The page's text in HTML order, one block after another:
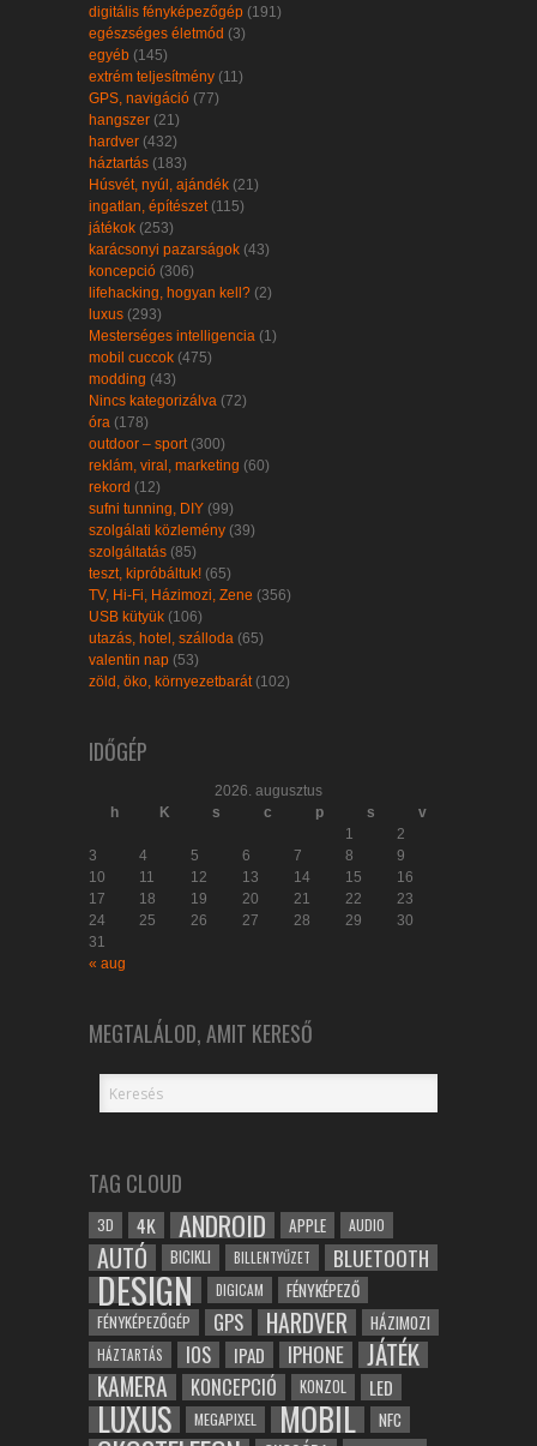
digitális fényképezőgép (191)
egészséges életmód (3)
egyéb (145)
extrém teljesítmény (11)
GPS, navigáció (77)
hangszer (21)
hardver (432)
háztartás (183)
Húsvét, nyúl, ajándék (21)
ingatlan, építészet(115)
játékok (253)
karácsonyi pazarságok (43)
koncepció (306)
lifehacking, hogyan kell? (2)
luxus (293)
Mesterséges intelligencia (1)
mobil cuccok (475)
modding (43)
Nincs kategorizálva (72)
óra (178)
outdoor – sport(300)
reklám, viral, marketing (60)
rekord (12)
sufni tunning, DIY (99)
szolgálati közlemény (39)
szolgáltatás (85)
teszt, kipróbáltuk! (65)
TV, Hi-Fi, Házimozi, Zene (356)
USB kütyük (106)
utazás, hotel, szálloda (65)
valentin nap (53)
zöld, öko, környezetbarát(102)
IDŐGÉP
2026. augusztus
h
K s c p s
v
1
2
3
4 5 6 7 8
9
10
11 12 13 14 15
16
17
18 19 20 21 22
23
24
25 26 27 28 29
30
31
« aug
MEGTALÁLOD, AMIT KERESŐ
TAG CLOUD
3D 4K ANDROID APPLE AUDIO
AUTÓ BICIKLI BILLENTYŰZET BLUETOOTH
DESIGN DIGICAM FÉNYKÉPEZŐ
FÉNYKÉPEZŐGÉP GPS HARDVER HÁZIMOZI
HÁZTARTÁS IOS IPAD IPHONE JÁTÉK
KAMERA KONCEPCIÓ KONZOL LED
LUXUS MEGAPIXEL MOBIL NFC